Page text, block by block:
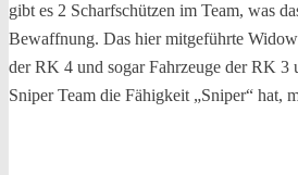
gibt es 2 Scharfschützen im Team, was
Bewaffnung. Das hier mitgeführte
der RK 4 und sogar Fahrzeuge der RK 3
Sniper Team die Fähigkeit „Sniper“ hat,